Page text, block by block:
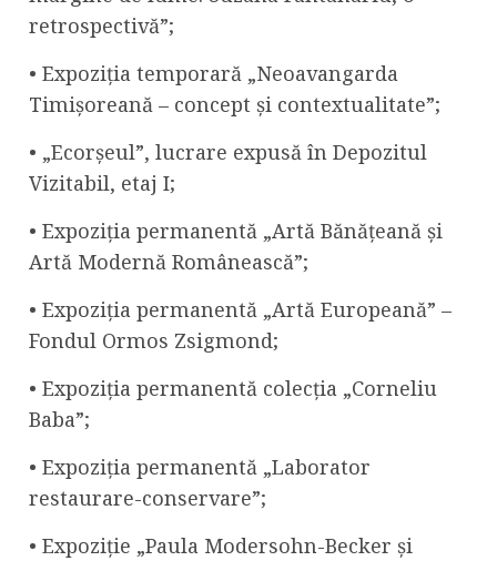
retrospectivă”;
• Expoziția temporară „Neoavangarda
Timișoreană – concept și contextualitate”;
• „Ecorșeul”, lucrare expusă în Depozitul
Vizitabil, etaj I;
• Expoziția permanentă „Artă Bănățeană și
Artă Modernă Românească”;
• Expoziția permanentă „Artă Europeană” –
Fondul Ormos Zsigmond;
• Expoziția permanentă colecția „Corneliu
Baba”;
• Expoziția permanentă „Laborator
restaurare-conservare”;
• Expoziție „Paula Modersohn-Becker și